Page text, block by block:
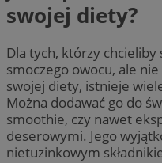
swojej diety?
Dla tych, którzy
smoczego owocu, ale
swojej diety, istnieje
Można dodawać go do
smoothie, czy nawet
deserowymi. Jego
nietuzinkowym